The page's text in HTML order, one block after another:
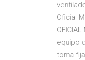
Oficial
equipo
toma fija